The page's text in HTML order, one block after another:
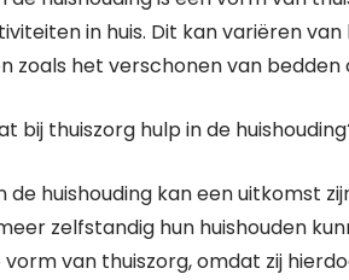
in huis. Dit kan variëren
zoals het verschonen van
bij thuiszorg hulp in de
de huishouding kan een uitkomst
zelfstandig hun huishouden
vorm van thuiszorg, omdat zij